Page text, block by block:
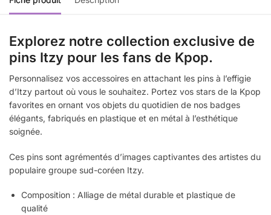
Explorez notre collection exclusive de
pins Itzy pour les fans de Kpop.
Personnalisez vos accessoires en attachant les pins à l’effigie
d’Itzy partout où vous le souhaitez. Portez vos stars de la Kpop
favorites en ornant vos objets du quotidien de nos badges
élégants, fabriqués en plastique et en métal à l’esthétique
soignée.
Ces pins sont agrémentés d’images captivantes des artistes du
populaire groupe sud-coréen Itzy.
Composition : Alliage de métal durable et plastique de
qualité